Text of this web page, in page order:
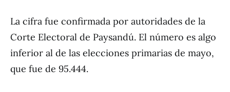
La cifra fue confirmada por autoridades de la
Corte Electoral de Paysandú. El número es algo
inferior al de las elecciones primarias de mayo,
que fue de 95.444.